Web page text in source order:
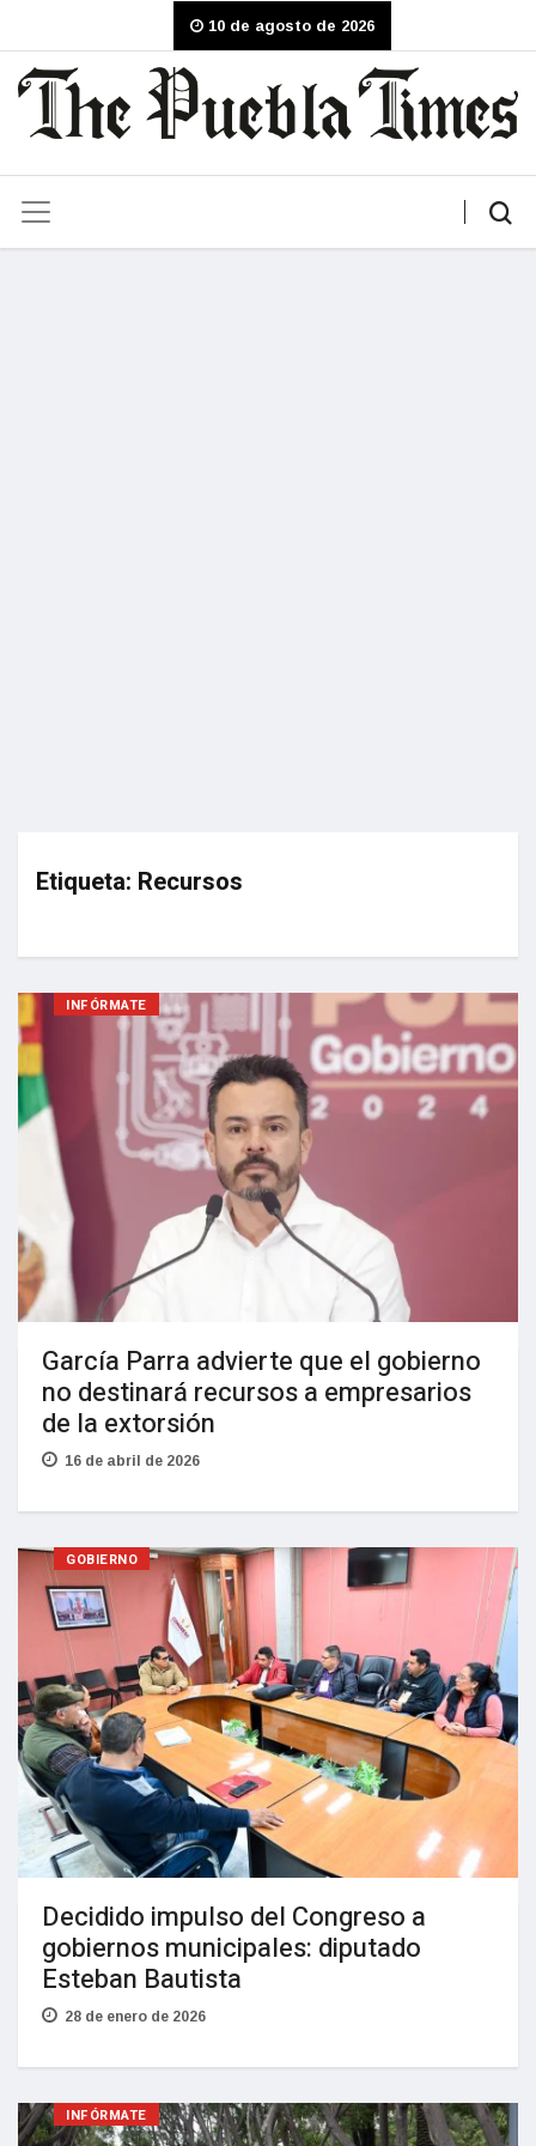
10 de agosto de 2026
Etiqueta: Recursos
INFÓRMATE
García Parra advierte que el gobierno
no destinará recursos a empresarios
de la extorsión
16 de abril de 2026
GOBIERNO
Decidido impulso del Congreso a
gobiernos municipales: diputado
Esteban Bautista
28 de enero de 2026
INFÓRMATE